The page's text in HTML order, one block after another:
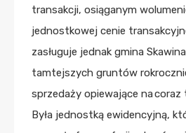
transakcji, osiąganym
jednostkowej cenie
zasługuje jednak gmina
tamtejszych gruntów
sprzedaży opiewające na coraz
Była jednostką ewidencyjną,